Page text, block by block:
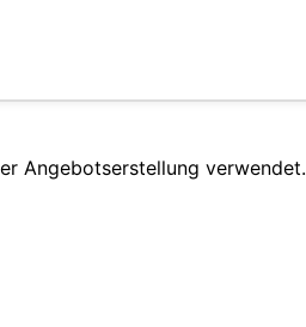
Angebotserstellung verwendet.